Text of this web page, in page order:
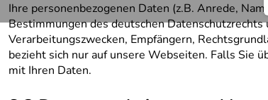
Ihre personenbezogenen Daten (z.B. Anrede,
Bestimmungen des deutschen
Verarbeitungszwecken, Empfängern,
bezieht sich nur auf unsere Webseiten. Falls Sie
mit Ihren Daten.